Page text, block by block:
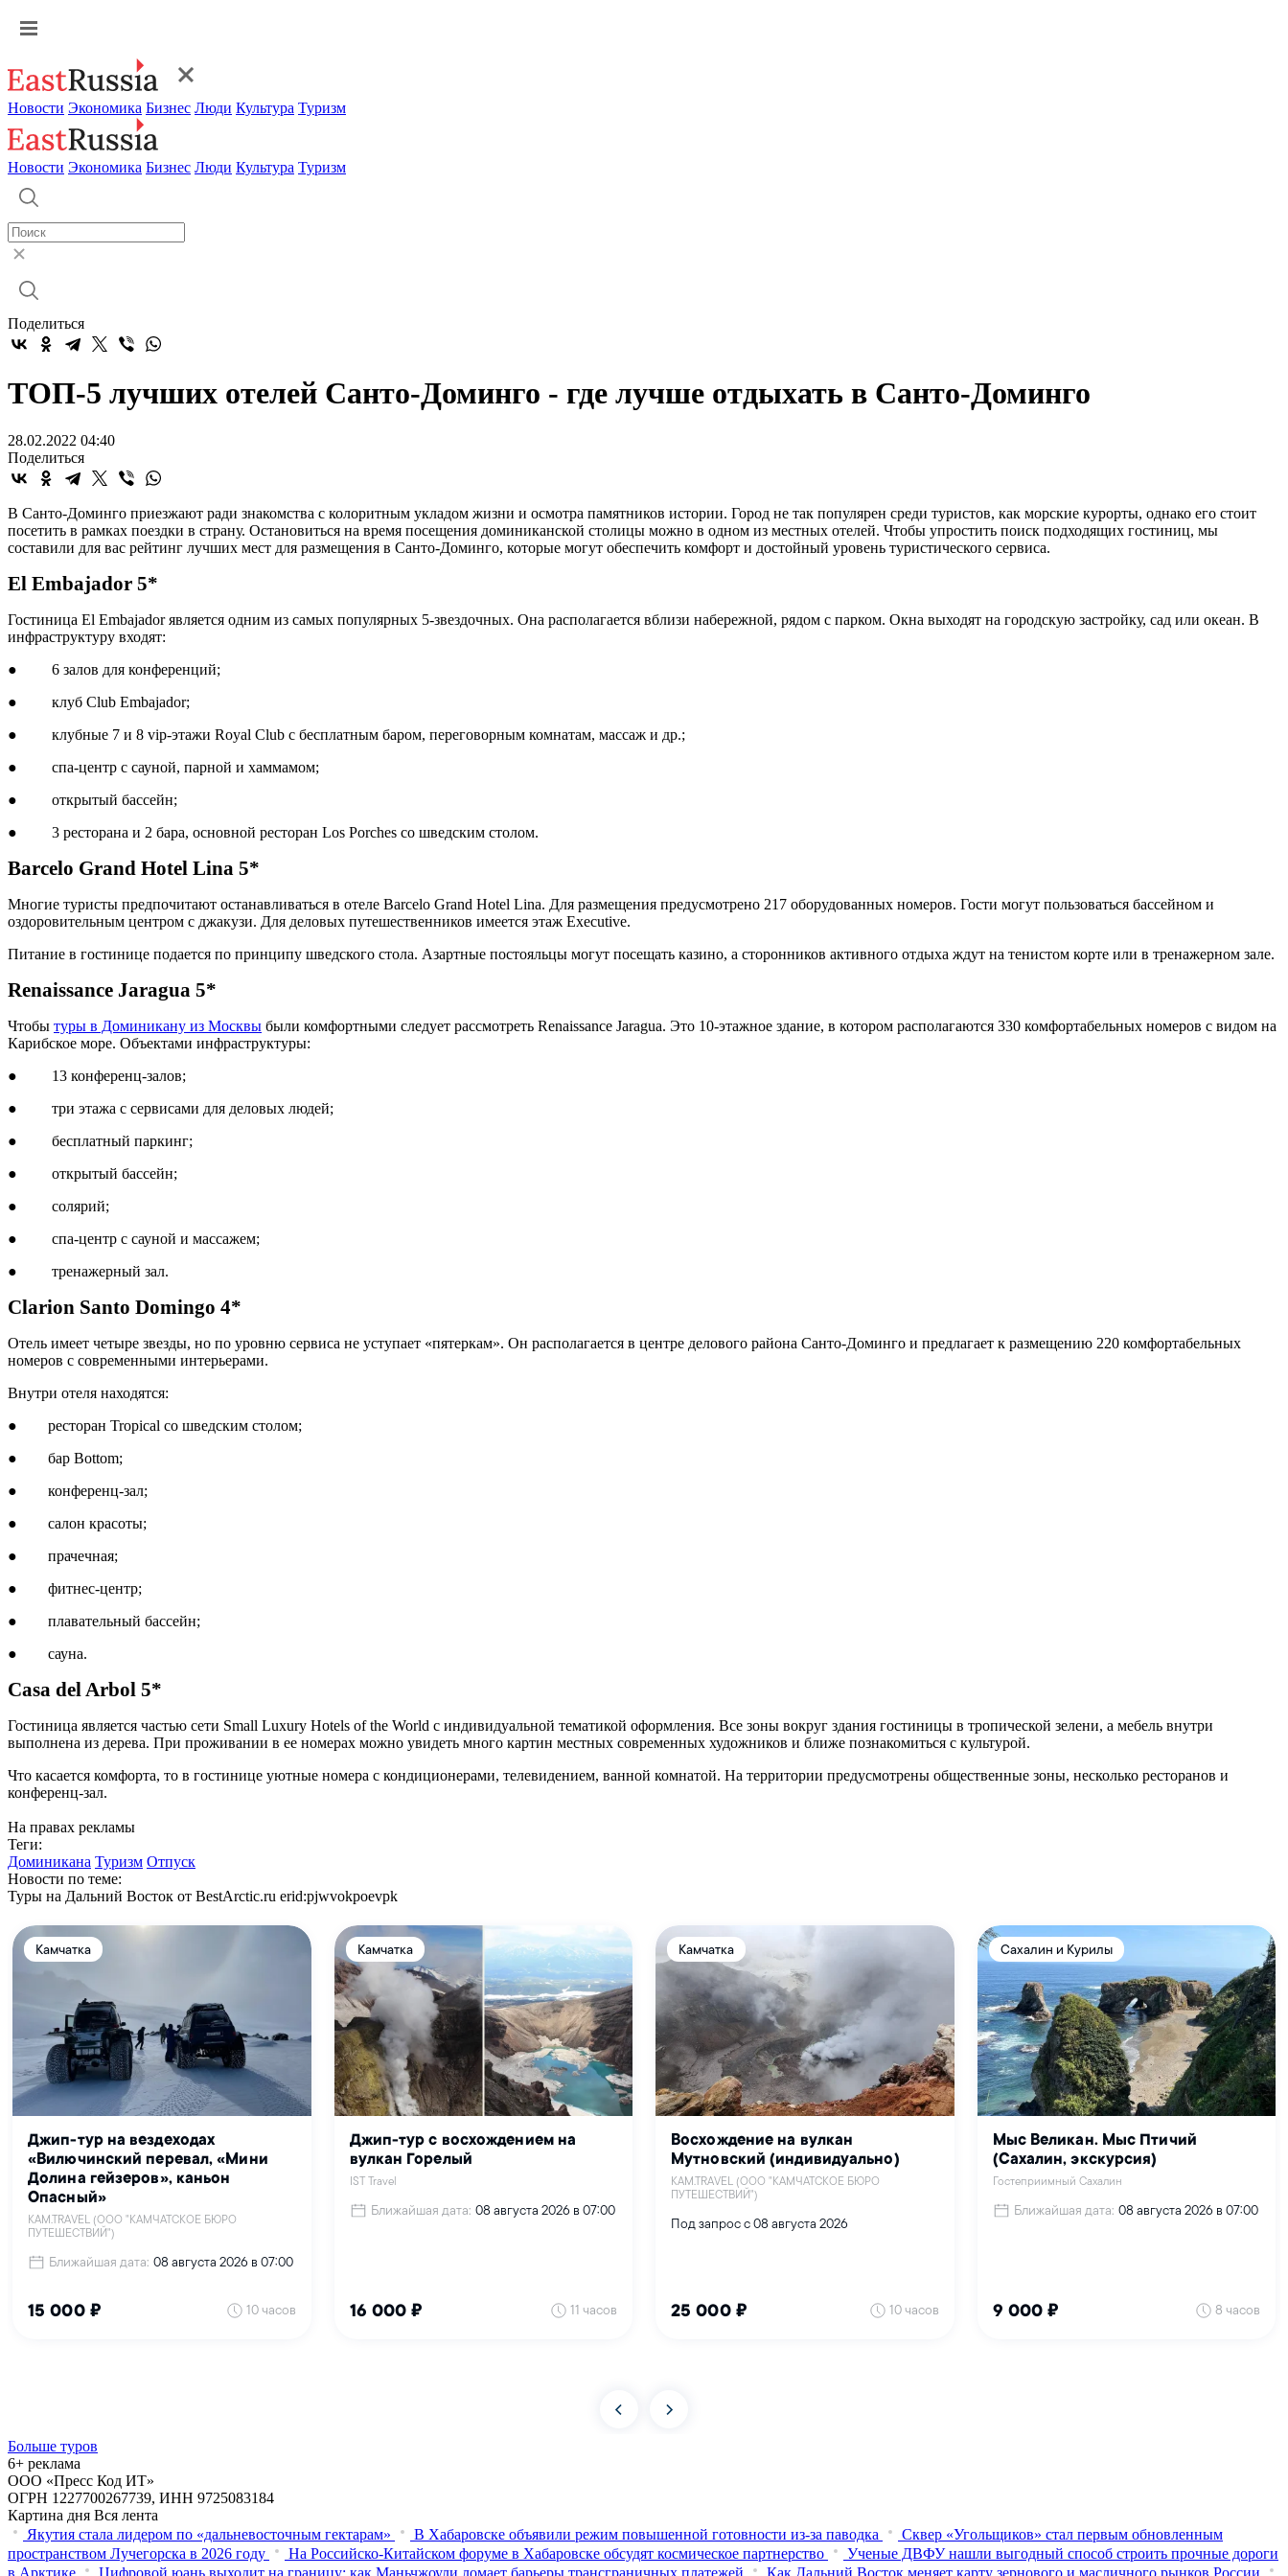
Новости Экономика Бизнес Люди Культура Туризм
Новости Экономика Бизнес Люди Культура Туризм
Поделиться
ТОП-5 лучших отелей Санто-Доминго - где лучше отдыхать в Санто-Доминго
28.02.2022 04:40
Поделиться
В Санто-Доминго приезжают ради знакомства с колоритным укладом жизни и осмотра памятников истории. Город не так популярен среди туристов, как морские курорты, однако его стоит
посетить в рамках поездки в страну. Остановиться на время посещения доминиканской столицы можно в одном из местных отелей. Чтобы упростить поиск подходящих гостиниц, мы
составили для вас рейтинг лучших мест для размещения в Санто-Доминго, которые могут обеспечить комфорт и достойный уровень туристического сервиса.
El Embajador 5*
Гостиница El Embajador является одним из самых популярных 5-звездочных. Она располагается вблизи набережной, рядом с парком. Окна выходят на городскую застройку, сад или океан. В
инфраструктуру входят:
● 6 залов для конференций;
● клуб Club Embajador;
● клубные 7 и 8 vip-этажи Royal Club с бесплатным баром, переговорным комнатам, массаж и др.;
● спа-центр с сауной, парной и хаммамом;
● открытый бассейн;
● 3 ресторана и 2 бара, основной ресторан Los Porches со шведским столом.
Barcelo Grand Hotel Lina 5*
Многие туристы предпочитают останавливаться в отеле Barcelo Grand Hotel Lina. Для размещения предусмотрено 217 оборудованных номеров. Гости могут пользоваться бассейном и
оздоровительным центром с джакузи. Для деловых путешественников имеется этаж Executive.
Питание в гостинице подается по принципу шведского стола. Азартные постояльцы могут посещать казино, а сторонников активного отдыха ждут на тенистом корте или в тренажерном зале.
Renaissance Jaragua 5*
Чтобы туры в Доминикану из Москвы были комфортными следует рассмотреть Renaissance Jaragua. Это 10-этажное здание, в котором располагаются 330 комфортабельных номеров с видом на
Карибское море. Объектами инфраструктуры:
● 13 конференц-залов;
● три этажа с сервисами для деловых людей;
● бесплатный паркинг;
● открытый бассейн;
● солярий;
● спа-центр с сауной и массажем;
● тренажерный зал.
Clarion Santo Domingo 4*
Отель имеет четыре звезды, но по уровню сервиса не уступает «пятеркам». Он располагается в центре делового района Санто-Доминго и предлагает к размещению 220 комфортабельных
номеров с современными интерьерами.
Внутри отеля находятся:
● ресторан Tropical со шведским столом;
● бар Bottom;
● конференц-зал;
● салон красоты;
● прачечная;
● фитнес-центр;
● плавательный бассейн;
● сауна.
Casa del Arbol 5*
Гостиница является частью сети Small Luxury Hotels of the World с индивидуальной тематикой оформления. Все зоны вокруг здания гостиницы в тропической зелени, а мебель внутри
выполнена из дерева. При проживании в ее номерах можно увидеть много картин местных современных художников и ближе познакомиться с культурой.
Что касается комфорта, то в гостинице уютные номера с кондиционерами, телевидением, ванной комнатой. На территории предусмотрены общественные зоны, несколько ресторанов и
конференц-зал.
На правах рекламы
Теги:
Доминикана Туризм Отпуск
Новости по теме:
Туры на Дальний Восток от BestArctic.ru erid:pjwvokpoevpk
Больше туров
6+ реклама
ООО «Пресс Код ИТ»
ОГРН 1227700267739, ИНН 9725083184
Картина дня Вся лента
Якутия стала лидером по «дальневосточным гектарам»
В Хабаровске объявили режим повышенной готовности из‑за паводка
Сквер «Угольщиков» стал первым обновленным
пространством Лучегорска в 2026 году
На Российско-Китайском форуме в Хабаровске обсудят космическое партнерство
Ученые ДВФУ нашли выгодный способ строить прочные дороги
в Арктике
Цифровой юань выходит на границу: как Маньчжоули ломает барьеры трансграничных платежей Как Дальний Восток меняет карту зернового и масличного рынков России